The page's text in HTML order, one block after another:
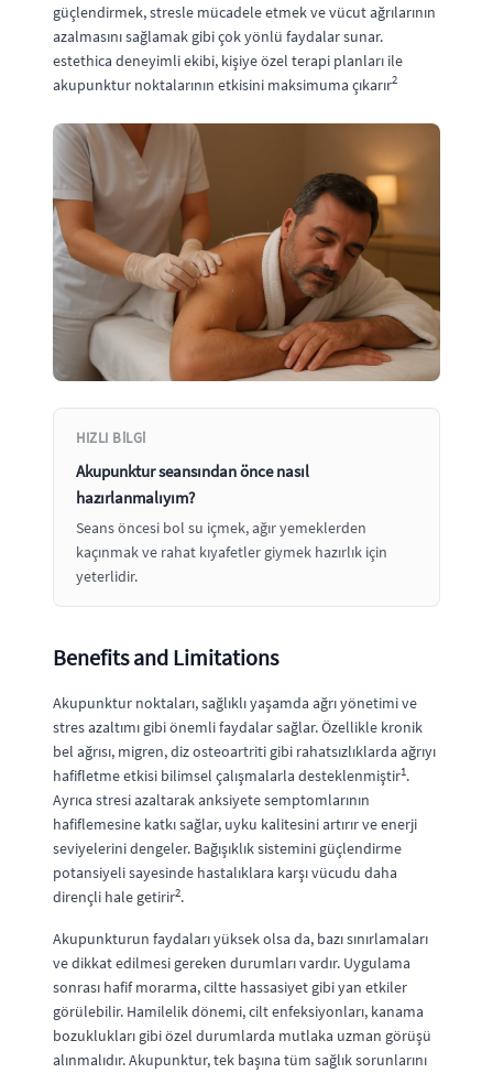
güçlendirmek, stresle mücadele etmek ve vücut ağrılarının
azalmasını sağlamak gibi çok yönlü faydalar sunar.
estethica deneyimli ekibi, kişiye özel terapi planları ile
akupunktur noktalarının etkisini maksimuma çıkarır2
HIZLI BILGI
Akupunktur seansından önce nasıl
hazırlanmalıyım?
Seans öncesi bol su içmek, ağır yemeklerden
kaçınmak ve rahat kıyafetler giymek hazırlık için
yeterlidir.
Benefits and Limitations
Akupunktur noktaları, sağlıklı yaşamda ağrı yönetimi ve
stres azaltımı gibi önemli faydalar sağlar. Özellikle kronik
bel ağrısı, migren, diz osteoartriti gibi rahatsızlıklarda ağrıyı
hafifletme etkisi bilimsel çalışmalarla desteklenmiştir1.
Ayrıca stresi azaltarak anksiyete semptomlarının
hafiflemesine katkı sağlar, uyku kalitesini artırır ve enerji
seviyelerini dengeler. Bağışıklık sistemini güçlendirme
potansiyeli sayesinde hastalıklara karşı vücudu daha
dirençli hale getirir2.
Akupunkturun faydaları yüksek olsa da, bazı sınırlamaları
ve dikkat edilmesi gereken durumları vardır. Uygulama
sonrası hafif morarma, ciltte hassasiyet gibi yan etkiler
görülebilir. Hamilelik dönemi, cilt enfeksiyonları, kanama
bozuklukları gibi özel durumlarda mutlaka uzman görüşü
alınmalıdır. Akupunktur, tek başına tüm sağlık sorunlarını